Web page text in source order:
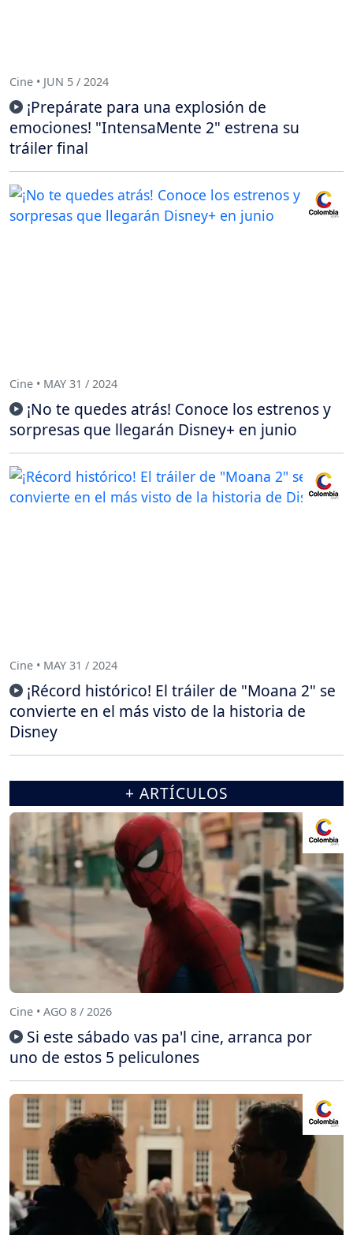
Cine • JUN 5 / 2024
¡Prepárate para una explosión de
emociones! "IntensaMente 2" estrena su
tráiler final
Cine • MAY 31 / 2024
¡No te quedes atrás! Conoce los estrenos y
sorpresas que llegarán Disney+ en junio
Cine • MAY 31 / 2024
¡Récord histórico! El tráiler de "Moana 2" se
convierte en el más visto de la historia de
Disney
+ ARTÍCULOS
Cine • AGO 8 / 2026
Si este sábado vas pa'l cine, arranca por
uno de estos 5 peliculones